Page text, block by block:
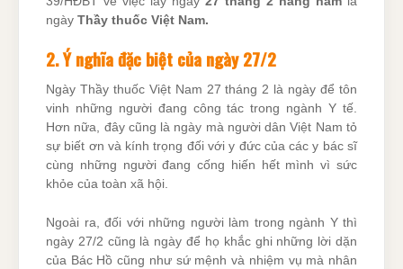
ngày Thầy thuốc Việt Nam.
2. Ý nghĩa đặc biệt của ngày 27/2
Ngày Thầy thuốc Việt Nam 27 tháng 2 là ngày để tôn
vinh những người đang công tác trong ngành Y tế.
Hơn nữa, đây cũng là ngày mà người dân Việt Nam tỏ
sự biết ơn và kính trọng đối với y đức của các y bác sĩ
cùng những người đang cống hiến hết mình vì sức
khỏe của toàn xã hội.
Ngoài ra, đối với những người làm trong ngành Y thì
ngày 27/2 cũng là ngày để họ khắc ghi những lời dặn
của Bác Hồ cũng như sứ mệnh và nhiệm vụ mà nhân